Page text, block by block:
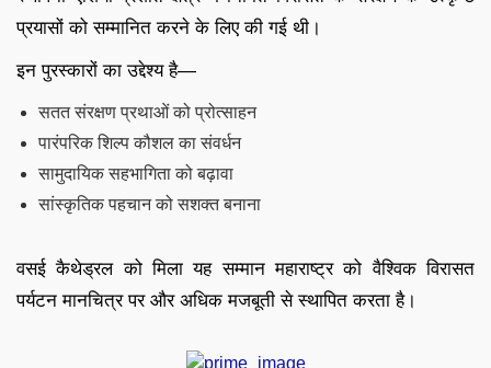
प्रयासों को सम्मानित करने के लिए की गई थी।
इन पुरस्कारों का उद्देश्य है—
सतत संरक्षण प्रथाओं को प्रोत्साहन
पारंपरिक शिल्प कौशल का संवर्धन
सामुदायिक सहभागिता को बढ़ावा
सांस्कृतिक पहचान को सशक्त बनाना
वसई कैथेड्रल को मिला यह सम्मान महाराष्ट्र को वैश्विक विरासत
पर्यटन मानचित्र पर और अधिक मजबूती से स्थापित करता है।